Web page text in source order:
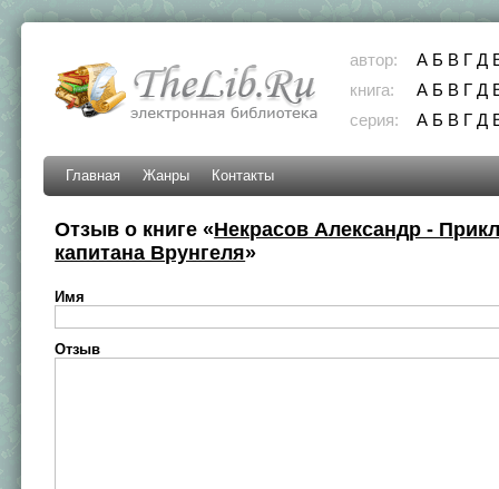
автор: А Б В Г Д
книга:
А Б В Г Д
серия:
А Б В Г Д
Главная Жанры Контакты
Отзыв о книге «Некрасов Александр -
капитана Врунгеля»
Имя
Отзыв